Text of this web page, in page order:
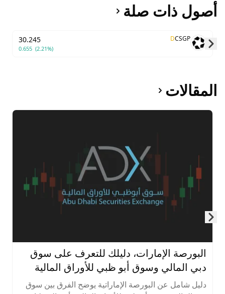
أصول ذات صلة
CSGP
D
30.245
0.655 (2.21%)
المقالات
البورصة الإمارات، دليلك للتعرف على سوق
دبي المالي وسوق أبو ظبي للأوراق المالية
دليل شامل عن البورصة الإماراتية يوضح الفرق بين سوق